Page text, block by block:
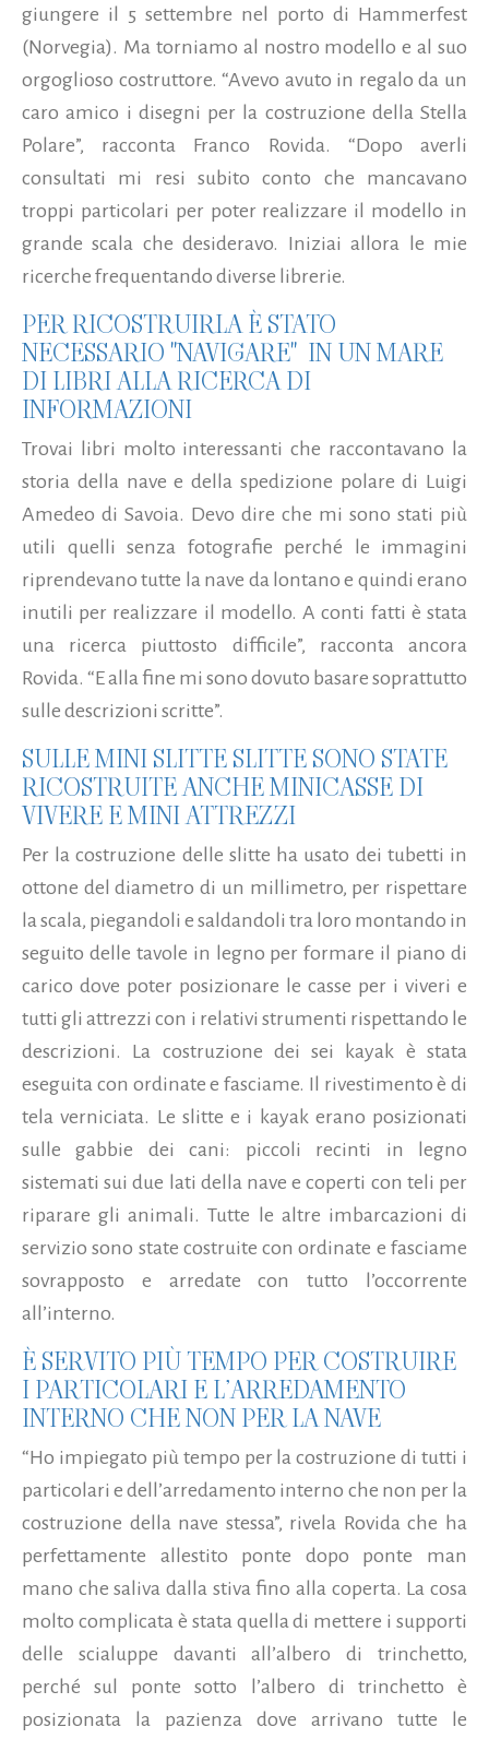
giungere il 5 settembre nel porto di Hammerfest
(Norvegia). Ma torniamo al nostro modello e al suo
orgoglioso costruttore. “Avevo avuto in regalo da un
caro amico i disegni per la costruzione della Stella
Polare”, racconta Franco Rovida. “Dopo averli
consultati mi resi subito conto che mancavano
troppi particolari per poter realizzare il modello in
grande scala che desideravo. Iniziai allora le mie
ricerche frequentando diverse librerie.
PER RICOSTRUIRLA È STATO
NECESSARIO "NAVIGARE" IN UN MARE
DI LIBRI ALLA RICERCA DI
INFORMAZIONI
Trovai libri molto interessanti che raccontavano la
storia della nave e della spedizione polare di Luigi
Amedeo di Savoia. Devo dire che mi sono stati più
utili quelli senza fotografie perché le immagini
riprendevano tutte la nave da lontano e quindi erano
inutili per realizzare il modello. A conti fatti è stata
una ricerca piuttosto difficile”, racconta ancora
Rovida. “E alla fine mi sono dovuto basare soprattutto
sulle descrizioni scritte”.
SULLE MINI SLITTE SLITTE SONO STATE
RICOSTRUITE ANCHE MINICASSE DI
VIVERE E MINI ATTREZZI
Per la costruzione delle slitte ha usato dei tubetti in
ottone del diametro di un millimetro, per rispettare
la scala, piegandoli e saldandoli tra loro montando in
seguito delle tavole in legno per formare il piano di
carico dove poter posizionare le casse per i viveri e
tutti gli attrezzi con i relativi strumenti rispettando le
descrizioni. La costruzione dei sei kayak è stata
eseguita con ordinate e fasciame. Il rivestimento è di
tela verniciata. Le slitte e i kayak erano posizionati
sulle gabbie dei cani: piccoli recinti in legno
sistemati sui due lati della nave e coperti con teli per
riparare gli animali. Tutte le altre imbarcazioni di
servizio sono state costruite con ordinate e fasciame
sovrapposto e arredate con tutto l’occorrente
all’interno.
È SERVITO PIÙ TEMPO PER COSTRUIRE
I PARTICOLARI E L’ARREDAMENTO
INTERNO CHE NON PER LA NAVE
“Ho impiegato più tempo per la costruzione di tutti i
particolari e dell’arredamento interno che non per la
costruzione della nave stessa”, rivela Rovida che ha
perfettamente allestito ponte dopo ponte man
mano che saliva dalla stiva fino alla coperta. La cosa
molto complicata è stata quella di mettere i supporti
delle scialuppe davanti all’albero di trinchetto,
perché sul ponte sotto l’albero di trinchetto è
posizionata la pazienza dove arrivano tutte le